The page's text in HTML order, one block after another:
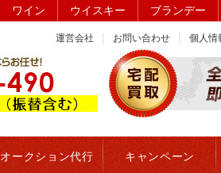
ワイン ウイスキー ブランデー
運営会社 お問い合わせ 個人情
オークション代行 キャンペーン